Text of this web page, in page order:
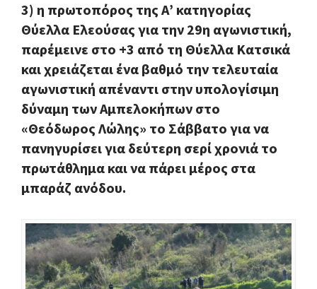
3) η πρωτοπόρος της Α’ κατηγορίας
Θύελλα Ελεούσας για την 29η αγωνιστική,
παρέμεινε στο +3 από τη Θύελλα Κατσικά
και χρειάζεται ένα βαθμό την τελευταία
αγωνιστική απέναντι στην υπολογίσιμη
δύναμη των Αμπελοκήπων στο
«Θεόδωρος Λώλης» το Σάββατο για να
πανηγυρίσει για δεύτερη σερί χρονιά το
πρωτάθλημα και να πάρει μέρος στα
μπαράζ ανόδου.